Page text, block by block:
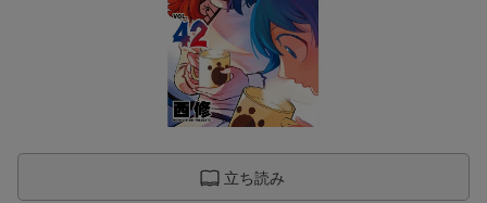
立ち読み